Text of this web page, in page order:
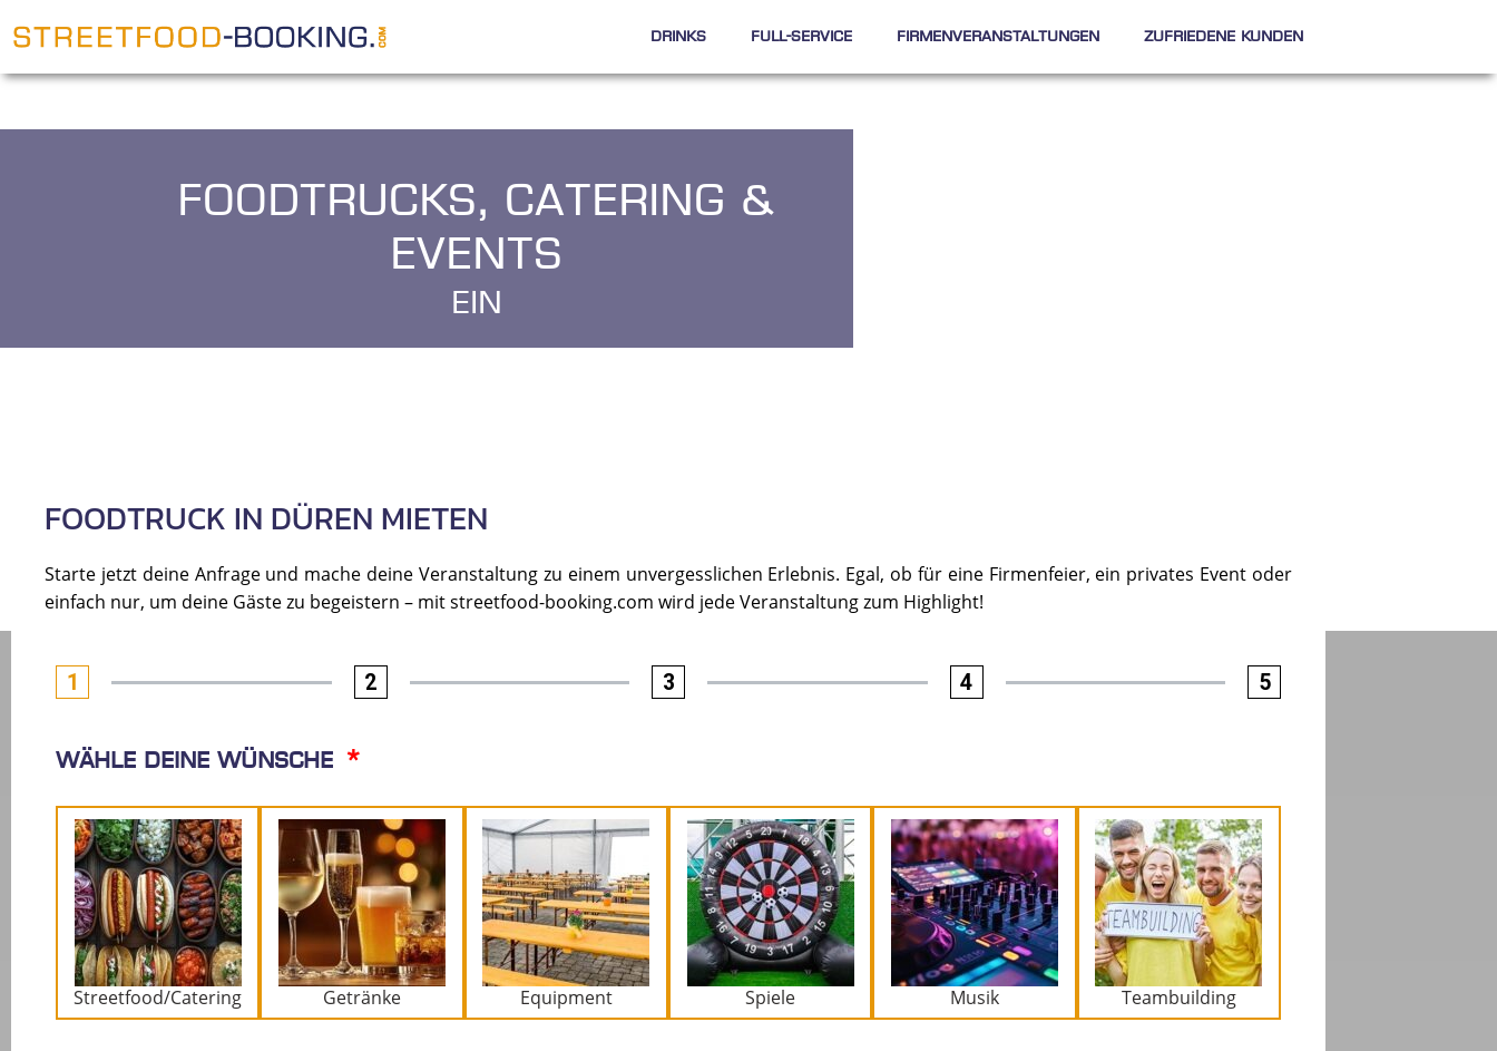
Drinks Full-Service Firmenveranstaltungen Zufriedene Kunden
Foodtrucks, Catering &
Events
Kl
FOODTRUCK IN DÜREN MIETEN
Starte jetzt deine Anfrage und mache deine Veranstaltung zu einem unvergesslichen Erlebnis. Egal, ob für eine Firmenfeier, ein privates Event oder
einfach nur, um deine Gäste zu begeistern – mit streetfood-booking.com wird jede Veranstaltung zum Highlight!
1 2 3 4 5
Wähle deine Wünsche
Streetfood/Catering Getränke Equipment Spiele Musik Teambuilding